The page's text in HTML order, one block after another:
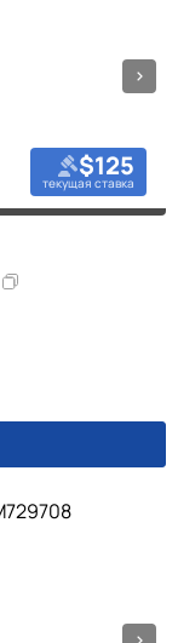
$125
текущая ставка